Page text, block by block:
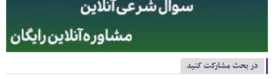
در بحث مشارکت کنید